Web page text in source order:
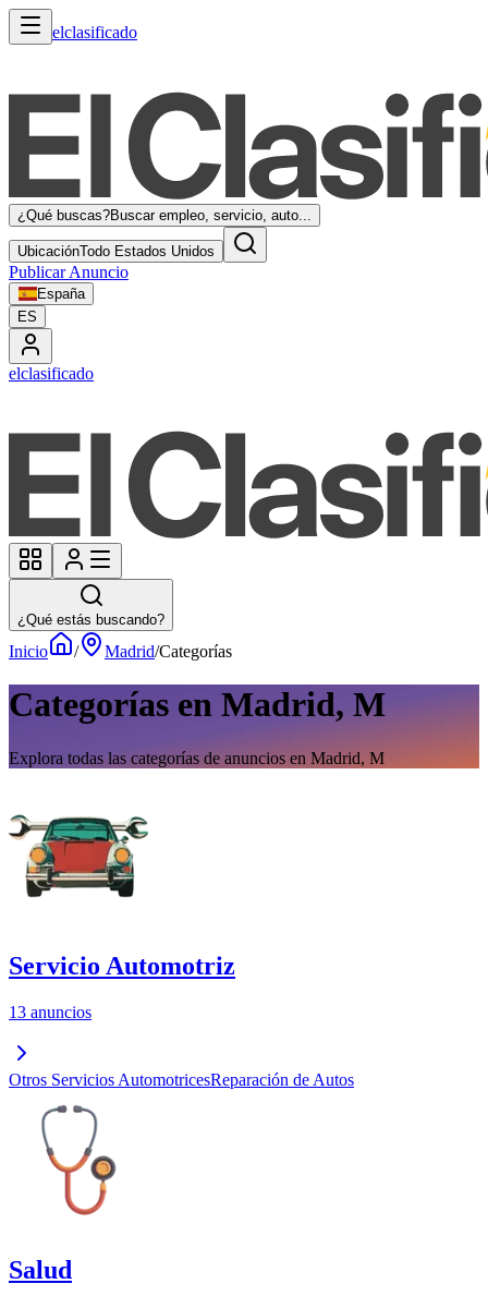
elclasificado
¿Qué buscas?Buscar empleo, servicio, auto...
UbicaciónTodo Estados Unidos
Publicar Anuncio
España
ES
elclasificado
¿Qué estás buscando?
Inicio / Madrid/Categorías
Categorías en Madrid, M
Explora todas las categorías de anuncios en Madrid, M
Servicio Automotriz
13 anuncios
Otros Servicios AutomotricesReparación de Autos
Salud